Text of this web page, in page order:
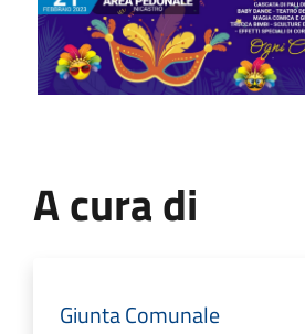
A cura di
Giunta Comunale